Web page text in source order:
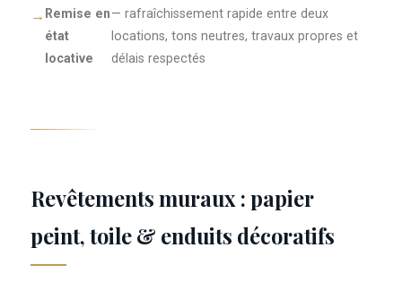
Remise en
état
locative
— rafraîchissement rapide entre deux
locations, tons neutres, travaux propres et
délais respectés
Revêtements muraux : papier
peint, toile & enduits décoratifs